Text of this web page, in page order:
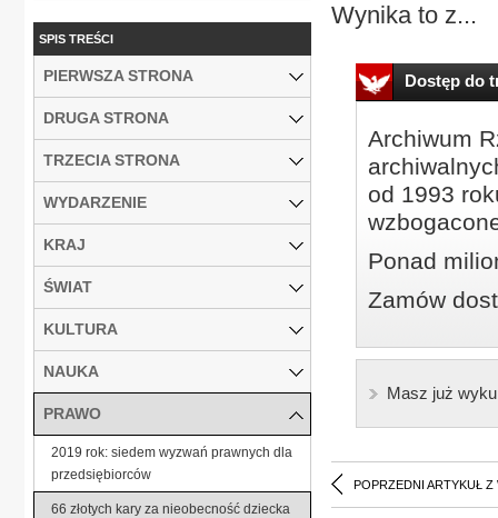
Wynika to z...
Dostęp do
Archiwum
od 1993
Ponad
Zamów
Masz już
POPRZEDNI ARTYKUŁ Z
SPIS TREŚCI
PIERWSZA STRONA
DRUGA STRONA
TRZECIA STRONA
WYDARZENIE
KRAJ
ŚWIAT
KULTURA
NAUKA
PRAWO
2019 rok: siedem wyzwań prawnych dla
przedsiębiorców
66 złotych kary za nieobecność dziecka